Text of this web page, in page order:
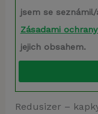
jsem se seznámil/
Zásadami
jejich obsahem.
Redusizer –